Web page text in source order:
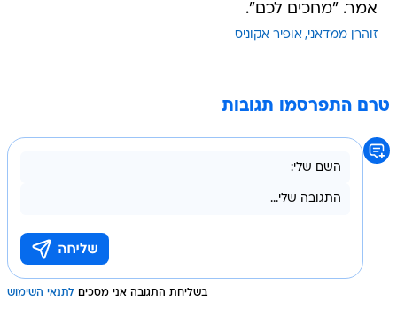
אמר. "מחכים לכם".
זוהרן ממדאני אופיר אקוניס
טרם התפרסמו תגובות
בשליחת התגובה אני מסכים לתנאי השימוש